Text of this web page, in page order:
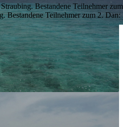
Bestandene Teilnehmer
Bestandene Teilnehmer zum 2.